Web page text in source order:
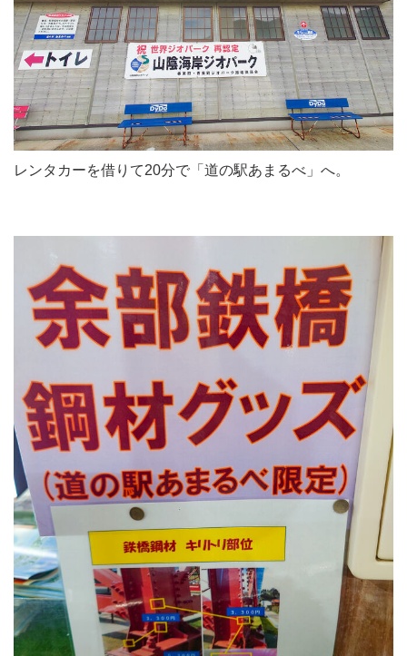
レンタカーを借りて20分で「道の駅あまるべ」へ。